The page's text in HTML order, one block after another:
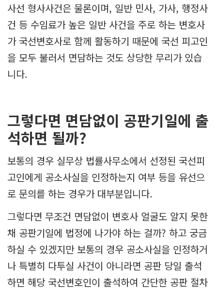
사선 형사사건은 물론이며, 일반 민사, 가사, 행정사
건 등 수임료가 높은 일반 사건을 주로 하는 변호사
가 국선변호사로 함께 활동하기 때문에 국선 피고인
을 모두 불러서 면담하는 것도 상당한 무리가 있습
니다.
그렇다면 면담없이 공판기일에 출
석하면 될까?
보통의 경우 실무상 법률사무소에서 선정된 국선피
고인에게 공소사실을 인정하는지 여부 등을 유선으
로 문의를 하는 경우가 대부분입니다.
그렇다면 무조건 면담없이 변호사 얼굴도 알지 못한
채 공판기일에 법정에 나가야 하는 걸까? 하고 궁금
하실 수 있겠지만 보통의 경우 공소사실을 인정하거
나 특별히 다투실 사건이 아니라면 공판 당일 출석
하면 해당 국선변호인이 출석하여 간단한 공판 절차